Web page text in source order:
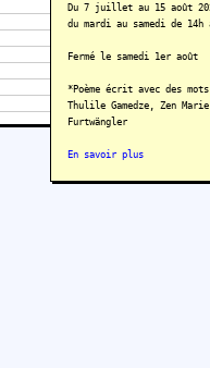
Du 7 juillet au 15 août
du mardi au samedi de 14h
Fermé le samedi 1er août
*Poème écrit avec des
Thulile Gamedze, Zen
Furtwängler
En savoir plus